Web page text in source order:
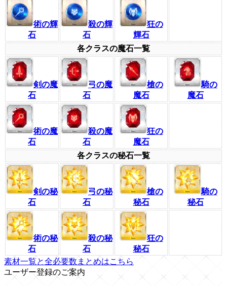
術の輝
石
殺の輝
石
狂の
輝石
各クラスの魔石一覧
剣の魔
石
弓の魔
石
槍の
魔石
騎の
魔石
術の魔
石
殺の魔
石
狂の
魔石
各クラスの秘石一覧
剣の秘
石
弓の秘
石
槍の
秘石
騎の
秘石
術の秘
石
殺の秘
石
狂の
秘石
素材一覧と全必要数まとめはこちら
ユーザー登録のご案内